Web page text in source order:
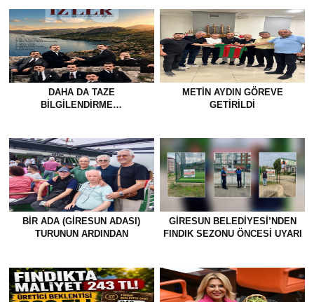
DAHA DA TAZE
BİLGİLENDİRME…
METİN AYDIN GÖREVE
GETİRİLDİ
BİR ADA (GİRESUN ADASI)
TURUNUN ARDINDAN
GİRESUN BELEDİYESİ’NDEN
FINDIK SEZONU ÖNCESİ UYARI